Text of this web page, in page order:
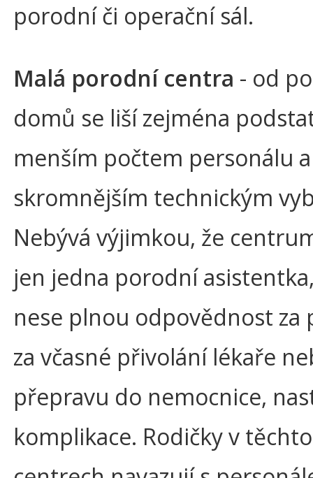
porodní či operační sál.
Malá porodní centra - od
domů se liší zejména
menším počtem personálu a
skromnějším technickým
Nebývá výjimkou, že
jen jedna porodní
nese plnou odpovědnost za
za včasné přivolání lékaře
přepravu do nemocnice,
komplikace. Rodičky v těchto